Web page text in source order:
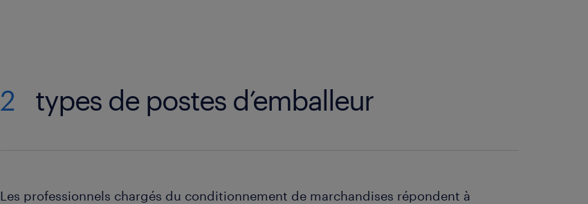
2 types de postes d’emballeur
Les professionnels chargés du conditionnement de marchandises répondent à